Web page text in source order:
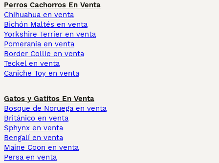
Perros Cachorros En Venta
Chihuahua en venta
Bichón Maltés en venta
Yorkshire Terrier en venta
Pomerania en venta
Border Collie en venta
Teckel en venta
Caniche Toy en venta
Gatos y Gatitos En Venta
Bosque de Noruega en venta
Británico en venta
Sphynx en venta
Bengalí en venta
Maine Coon en venta
Persa en venta